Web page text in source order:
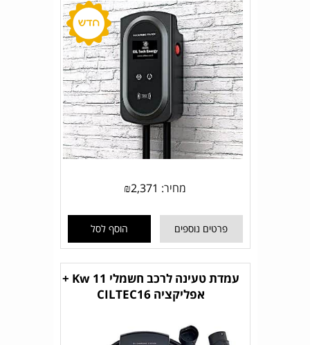
מחיר: ₪2,371
פרטים נוספים הוסף לסל
עמדת טעינה לרכב חשמלי 11 Kw +
אפליקציה CILTEC16